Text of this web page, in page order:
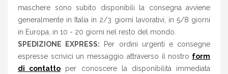
maschere sono subito disponibili la consegna avviene
generalmente in Italia in 2/3 giorni lavorativi, in 5/8 giorni
in Europa, in 10 - 20 giorni nel resto del mondo.
SPEDIZIONE EXPRESS: Per ordini urgenti e consegne
espresse scrivici un messaggio attraverso il nostro form
di contatto per conoscere la disponibilità immediata